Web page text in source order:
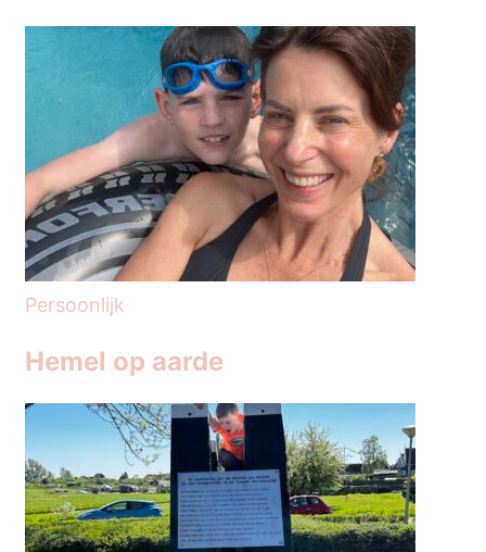
Persoonlijk
Hemel op aarde